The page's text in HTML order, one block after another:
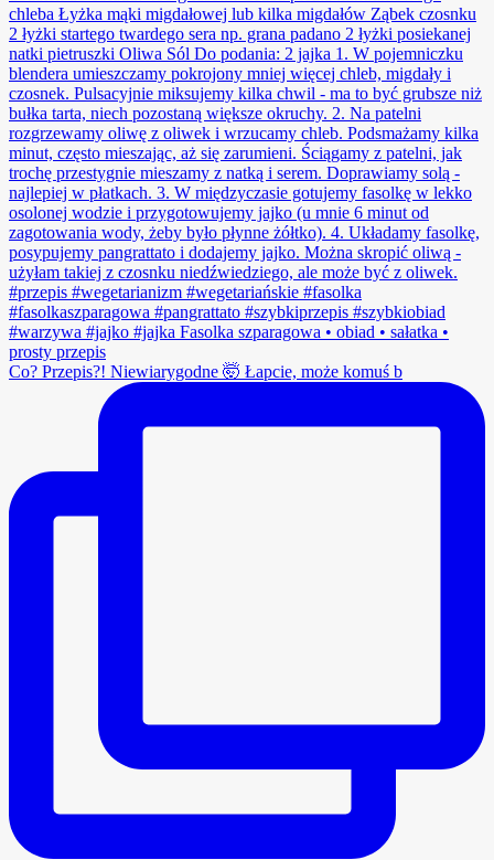
Co? Przepis?! Niewiarygodne 🤯 Łapcie, może komuś b